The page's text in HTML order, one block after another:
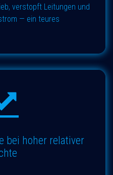
verstopft Leitungen und
— ein teures
bei hoher relativer